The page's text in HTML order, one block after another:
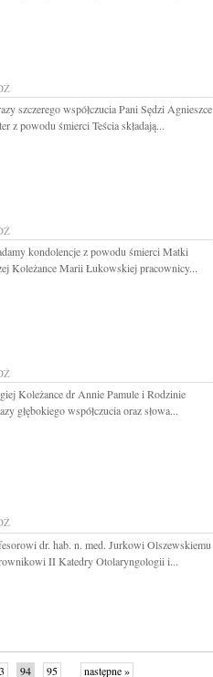
szczerego współczucia Pani Sędzi Agnieszce
z powodu śmierci Teścia składają...
kondolencje z powodu śmierci Matki
Koleżance Marii Łukowskiej pracownicy...
Koleżance dr Annie Pamule i Rodzinie
głębokiego współczucia oraz słowa...
dr. hab. n. med. Jurkowi Olszewskiemu
II Katedry Otolaryngologii i...
94 95 następne »